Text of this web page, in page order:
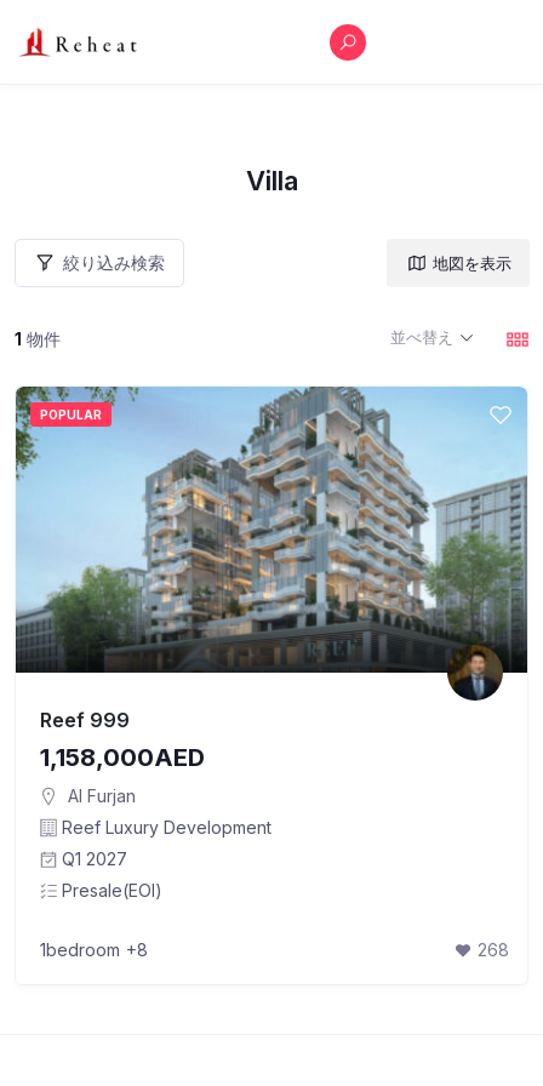
Villa
絞り込み検索
1 物件
地図を表示
並べ替え
POPULAR
Reef 999
1,158,000AED
Al Furjan
Reef Luxury Development
Q1 2027
Presale(EOI)
1bedroom +8 268